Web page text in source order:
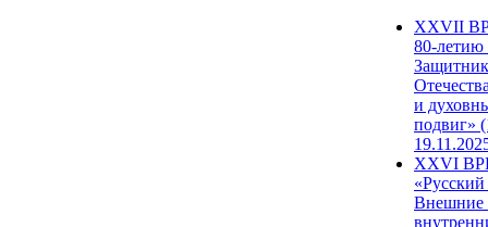
ХХVII
80-
и
подвиг»
XXVI
Внешние